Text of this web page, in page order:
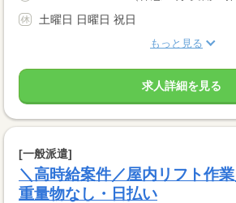
土曜日 日曜日 祝日
もっと見る
求人詳細を見る
[一般派遣]
＼高時給案件／屋内リフト作
重量物なし・日払い